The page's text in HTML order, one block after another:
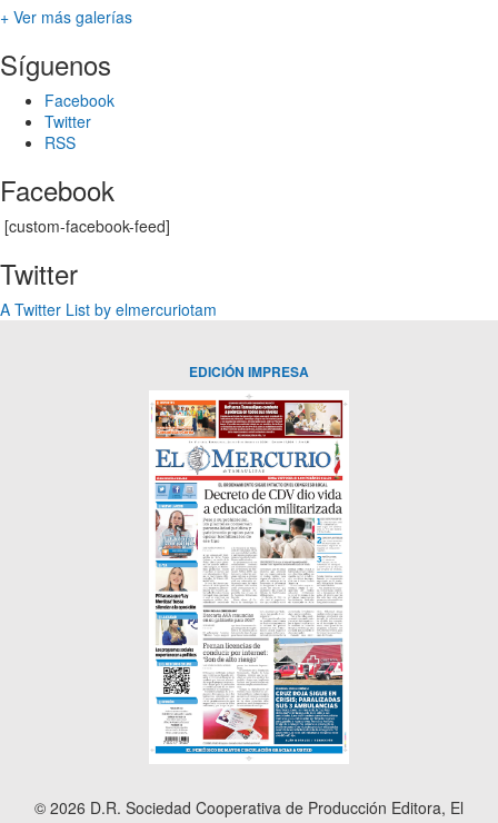
+ Ver más galerías
Síguenos
Facebook
Twitter
RSS
Facebook
[custom-facebook-feed]
Twitter
A Twitter List by elmercuriotam
EDICIÓN IMPRESA
© 2026 D.R. Sociedad Cooperativa de Producción Editora, El